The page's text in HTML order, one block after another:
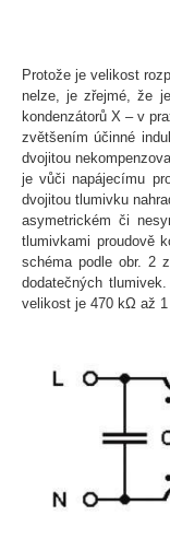
Protože je velikost
nelze, je zřejmé, že
kondenzátorů X – v
zvětšením účinné
dvojitou
je vůči napájecímu
dvojitou tlumivku
asymetrickém či
tlumivkami proudově
schéma podle obr. 2
dodatečných
velikost je 470 kΩ až